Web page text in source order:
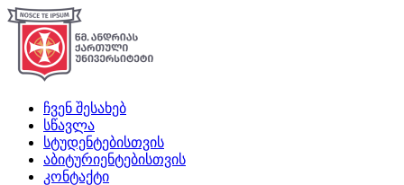
ჩვენ შესახებ
სწავლა
სტუდენტებისთვის
აბიტურიენტებისთვის
კონტაქტი